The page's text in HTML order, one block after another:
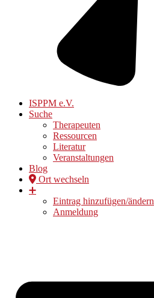
ISPPM e.V.
Suche
Therapeuten
Ressourcen
Literatur
Veranstaltungen
Blog
Ort wechseln
➕
Eintrag hinzufügen/ändern
Anmeldung